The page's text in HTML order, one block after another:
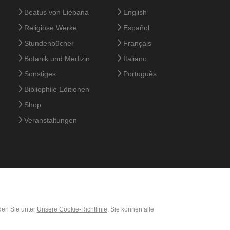
Beatus von Liébana
Religiöse Werke
Stundenbücher
Botanik und Medizin
Sonstiges
Bibliophile Editionen
Shop
Veranstaltungen
English
Español
Français
Italiano
Português
Sie unter Unsere Cookie-Richtlinie. Sie können alle